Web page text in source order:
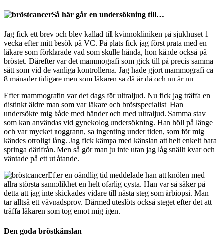
Så här går en undersökning till…
Jag fick ett brev och blev kallad till kvinnokliniken på sjukhuset 1
vecka efter mitt besök på VC. På plats fick jag först prata med en
läkare som förklarade vad som skulle hända, hon kände också på
bröstet. Därefter var det mammografi som gick till på precis samma
sätt som vid de vanliga kontrollerna. Jag hade gjort mammografi ca
8 månader tidigare men som läkaren sa då är då och nu är nu.
Efter mammografin var det dags för ultraljud. Nu fick jag träffa en
distinkt äldre man som var läkare och bröstspecialist. Han
undersökte mig både med händer och med ultraljud. Samma stav
som kan användas vid gynekolog undersökning. Han höll på länge
och var mycket noggrann, sa ingenting under tiden, som för mig
kändes otroligt lång. Jag fick kämpa med känslan att helt enkelt bara
springa därifrån. Men så gör man ju inte utan jag låg snällt kvar och
väntade på ett utlåtande.
Efter en oändlig tid meddelade han att knölen med
allra största sannolikhet en helt ofarlig cysta. Han var så säker på
detta att jag inte skickades vidare till nästa steg som ärbiopsi. Man
tar alltså ett vävnadsprov. Därmed uteslöts också steget efter det att
träffa läkaren som tog emot mig igen.
Den goda bröstkänslan